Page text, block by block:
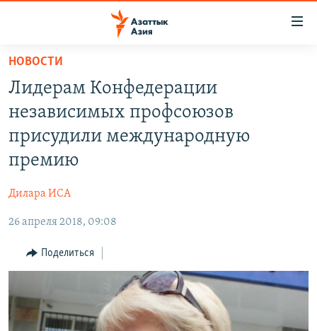
Вернуться
основному
содержанию
главной
Вернутся
КАЗАХСТАН
НОВОСТИ
КЫРГЫЗЧА
ЎЗБЕКЧА
ТОҶИКӢ
ПОДПИШИТЕСЬ НА НАС В СОЦСЕТЯХ
Все сайты РСЕ/РС
НОВОСТИ
Лидерам Конфедерации
независимых профсоюзов
присудили международную
премию
Дилара ИСА
26 апреля 2018, 09:08
Поделиться